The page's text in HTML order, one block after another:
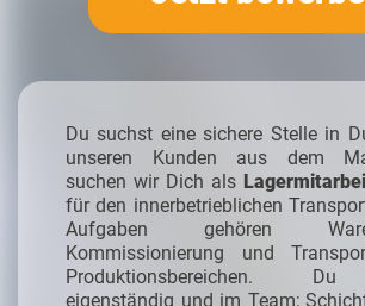
Du suchst eine sichere Stelle in
unseren Kunden aus dem
suchen wir Dich als
für den innerbetrieblichen
Aufgaben gehören
Kommissionierung und
Produktionsbereichen.
eigenständig und im Team;